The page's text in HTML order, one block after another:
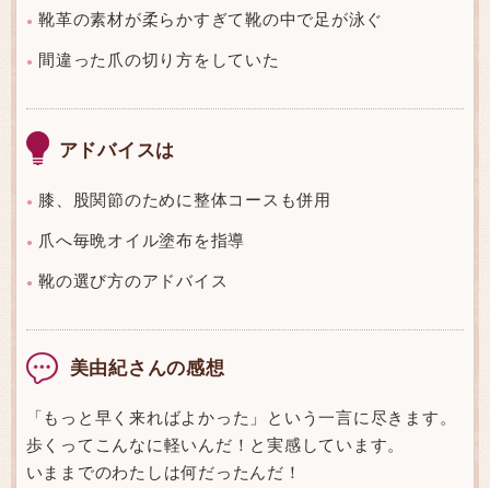
● 靴革の素材が柔らかすぎて靴の中で足が泳ぐ
● 間違った爪の切り方をしていた
アドバイスは
● 膝、股関節のために整体コースも併用
● 爪へ毎晩オイル塗布を指導
● 靴の選び方のアドバイス
美由紀さんの感想
「もっと早く来ればよかった」という一言に尽きます。
歩くってこんなに軽いんだ！と実感しています。
いままでのわたしは何だったんだ！